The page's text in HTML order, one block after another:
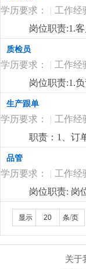
学历要求： | 工作经
岗位职责:1.
2.根据生产部
安排生产，
知相关部门5.
踪7.经常与客
的其他之事
上的工作经
的网络知识
质检员
学历要求： | 工作经
岗位职责:1.
如实记录和
实3.协助做好
能力，对新
作流程4.能吃
详细...
生产跟单
学历要求： | 工作经
职责：1、订
生产计划。
保订单按时
货。对物料
整理和分析
或相关工作
的数据分析
沟通和协作
品管
学历要求： | 工作经
岗位职责: 岗
显示 条/页
关于